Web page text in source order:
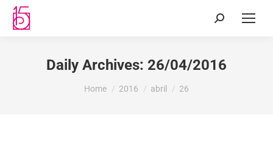
Daily Archives: 26/04/2016
You are here:
Home 2016 abril 26